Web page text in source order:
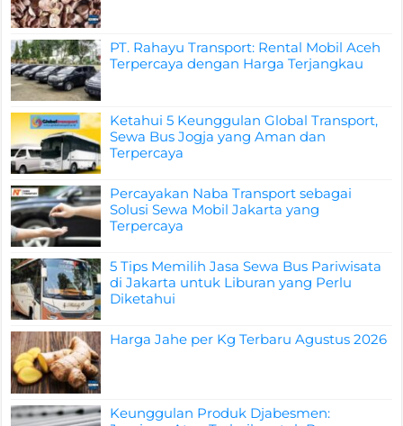
PT. Rahayu Transport: Rental Mobil Aceh
Terpercaya dengan Harga Terjangkau
Ketahui 5 Keunggulan Global Transport,
Sewa Bus Jogja yang Aman dan
Terpercaya
Percayakan Naba Transport sebagai
Solusi Sewa Mobil Jakarta yang
Terpercaya
5 Tips Memilih Jasa Sewa Bus Pariwisata
di Jakarta untuk Liburan yang Perlu
Diketahui
Harga Jahe per Kg Terbaru Agustus 2026
Keunggulan Produk Djabesmen: